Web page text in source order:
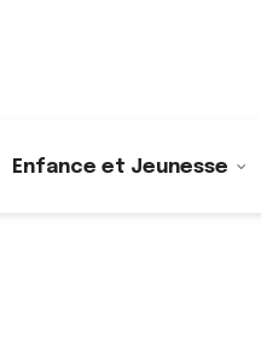
Enfance et Jeunesse